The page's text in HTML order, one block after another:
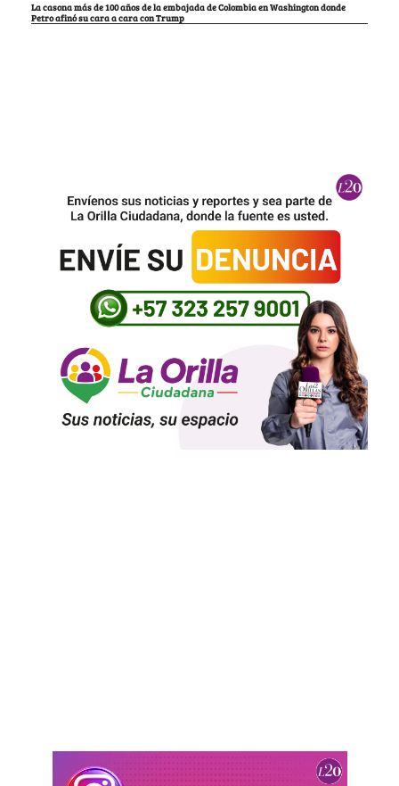
La casona más de 100 años de la embajada de Colombia en Washington donde
Petro afinó su cara a cara con Trump